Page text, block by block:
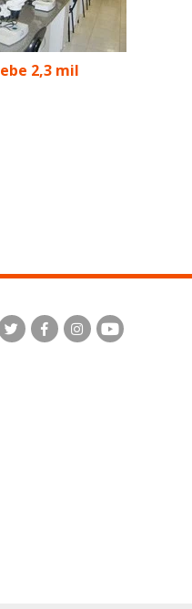
2,3 mil